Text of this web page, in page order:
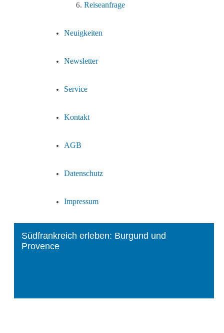
Reiseanfrage
Neuigkeiten
Newsletter
Service
Kontakt
AGB
Datenschutz
Impressum
Südfrankreich erleben: Burgund und
Provence